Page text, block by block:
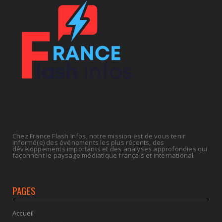
UNCATEGORIZED
Retraites : nouveau plaidoyer pour un coup de
frein sur les ...
Chez France Flash Infos, notre mission est de vous tenir
informé(e) des événements les plus récents, des
développements importants et des analyses approfondies qui
façonnent le paysage médiatique français et international.
PAGES
Accueil